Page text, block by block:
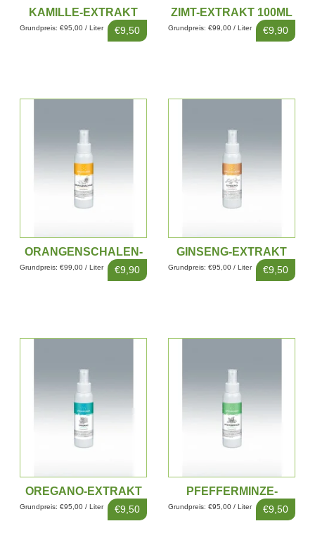
KAMILLE-EXTRAKT
100ML
€9,50
Grundpreis: €95,00 / Liter
ZIMT-EXTRAKT 100ML
€9,90
Grundpreis: €99,00 / Liter
ORANGENSCHALEN-
EXTRAKT 100ML
€9,90
Grundpreis: €99,00 / Liter
GINSENG-EXTRAKT
100ML
€9,50
Grundpreis: €95,00 / Liter
OREGANO-EXTRAKT
100ML
€9,50
Grundpreis: €95,00 / Liter
PFEFFERMINZE-
EXTRAKT 100ML
€9,50
Grundpreis: €95,00 / Liter